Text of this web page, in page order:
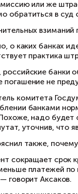
Кредитный
займа. Если же
Но некоторые
агентству
действия в
управляющий
вернуть
необходимо
Без